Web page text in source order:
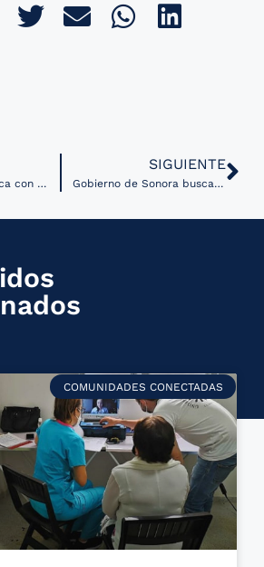
IA generativa destaca con precisión los determinantes sociales de la salud en notas médicas
SIGUIENTE
Gobierno de Sonora busca cerrar brechas en atención médica a través de telemedicina
COMUNIDADES CONECTADAS